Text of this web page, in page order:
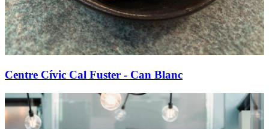
Centre Cívic Cal Fuster - Can Blanc